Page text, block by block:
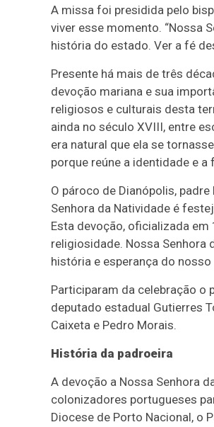
A missa foi presidida pelo
viver esse momento. “Nossa
história do estado. Ver a fé
Presente há mais de três
devoção mariana e sua
religiosos e culturais desta
ainda no século XVIII, entre
era natural que ela se
porque reúne a identidade e
O pároco de Dianópolis,
Senhora da Natividade é
Esta devoção, oficializada
religiosidade. Nossa Senhora
história e esperança do nosso
Participaram da celebração o
deputado estadual Gutierres
Caixeta e Pedro Morais.
História da padroeira
A devoção a Nossa Senhora
colonizadores portugueses
Diocese de Porto Nacional, o